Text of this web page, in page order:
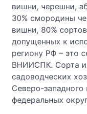
вишни, черешни,
30% смородины
вишни, 80%
допущенных к
региону РФ – это
ВНИИСПК. Сорта
садоводческих
Северо-
федеральных